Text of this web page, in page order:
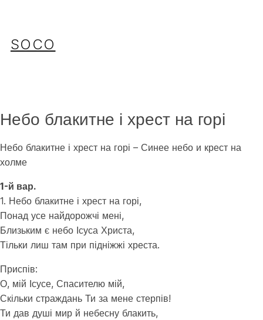
SOCO
Небо блакитне і хрест на горі
Небо блакитне і хрест на горі – Синее небо и крест на
холме
1-й вар.
1. Небо блакитне і хрест на горі,
Понад усе найдорожчі мені,
Близьким є небо Ісуса Христа,
Тільки лиш там при підніжжі хреста.
Приспів:
О, мій Ісусе, Спасителю мій,
Скільки страждань Ти за мене стерпів!
Ти дав душі мир й небесну блакить,